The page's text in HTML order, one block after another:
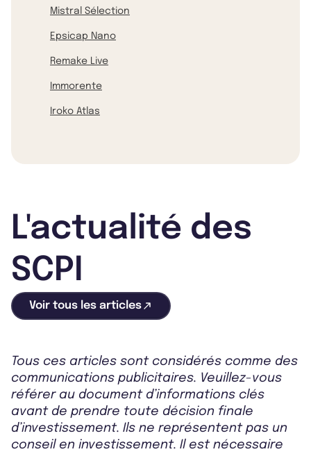
Mistral Sélection
Epsicap Nano
Remake Live
Immorente
Iroko Atlas
L'actualité des
SCPI
Voir tous les articles
Tous ces articles sont considérés comme des
communications publicitaires. Veuillez-vous
référer au document d’informations clés
avant de prendre toute décision finale
d’investissement. Ils ne représentent pas un
conseil en investissement. Il est nécessaire